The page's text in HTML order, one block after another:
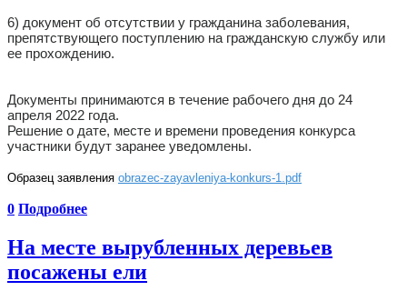
6) документ об отсутствии у гражданина заболевания,
препятствующего поступлению на гражданскую службу или
ее прохождению.
Документы принимаются в течение рабочего дня до 24
апреля 2022 года.
Решение о дате, месте и времени проведения конкурса
участники будут заранее уведомлены.
Образец заявления obrazec-zayavleniya-konkurs-1.pdf
0 Подробнее
На месте вырубленных деревьев
посажены ели